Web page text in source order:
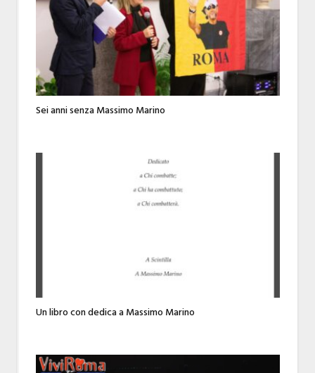
Sei anni senza Massimo Marino
Un libro con dedica a Massimo Marino